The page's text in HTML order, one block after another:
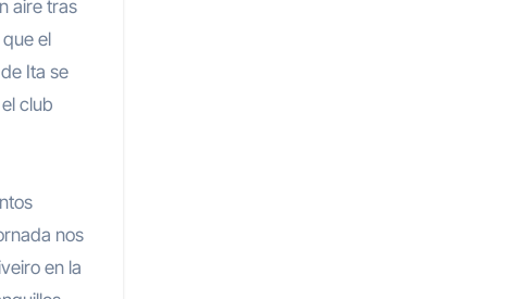
aire tras
el
Ita se
club
nos
en la